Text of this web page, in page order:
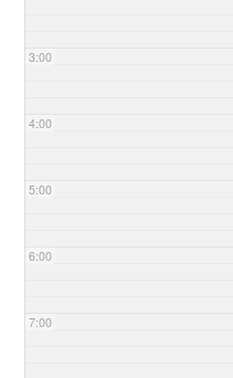
3:00
4:00
5:00
6:00
7:00